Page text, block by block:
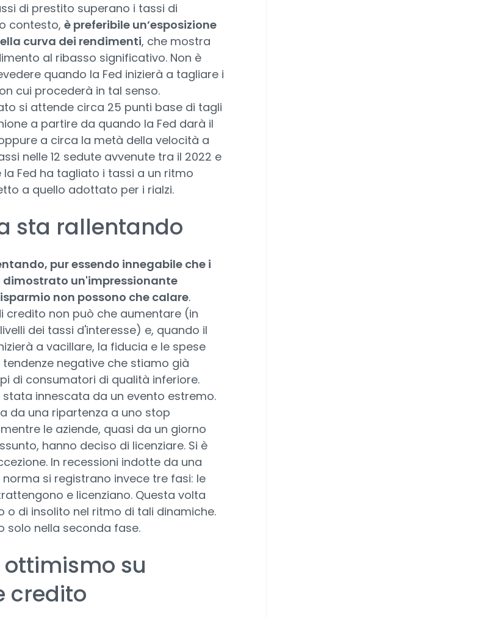
di prestito superano i tassi di
contesto, è preferibile un’esposizione
curva dei rendimenti, che mostra
al ribasso significativo. Non è
quando la Fed inizierà a tagliare i
cui procederà in tal senso.
si attende circa 25 punti base di tagli
a partire da quando la Fed darà il
a circa la metà della velocità a
nelle 12 sedute avvenute tra il 2022 e
la Fed ha tagliato i tassi a un ritmo
a quello adottato per i rialzi.
sta rallentando
pur essendo innegabile che i
un'impressionante
non possono che calare.
credito non può che aumentare (in
dei tassi d'interesse) e, quando il
a vacillare, la fiducia e le spese
negative che stiamo già
di consumatori di qualità inferiore.
stata innescata da un evento estremo.
da una ripartenza a uno stop
le aziende, quasi da un giorno
hanno deciso di licenziare. Si è
In recessioni indotte da una
si registrano invece tre fasi: le
e licenziano. Questa volta
o di insolito nel ritmo di tali dinamiche.
solo nella seconda fase.
ottimismo su
credito